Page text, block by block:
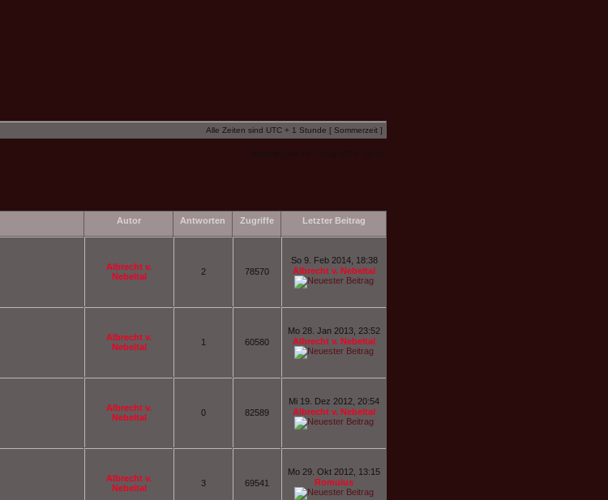
Alle Zeiten sind UTC + 1 Stunde [ Sommerzeit ]
Autor Antworten Zugriffe Letzter Beitrag
Albrecht v.
Nebeltal
2 78570
So 9. Feb 2014, 18:38
Albrecht v. Nebeltal
Albrecht v.
Nebeltal
1 60580
Mo 28. Jan 2013, 23:52
Albrecht v. Nebeltal
Albrecht v.
Nebeltal
0 82589
Mi 19. Dez 2012, 20:54
Albrecht v. Nebeltal
Albrecht v.
Nebeltal
3 69541
Mo 29. Okt 2012, 13:15
Romulus